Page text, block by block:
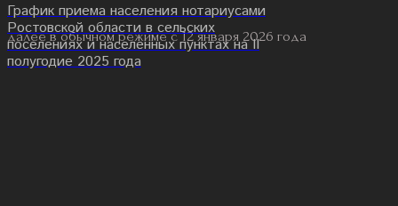
далее в обычном режиме с 12 января 2026 года
График приема населения нотариусами
Ростовской области в сельских
поселениях и населенных пунктах на II
полугодие 2025 года